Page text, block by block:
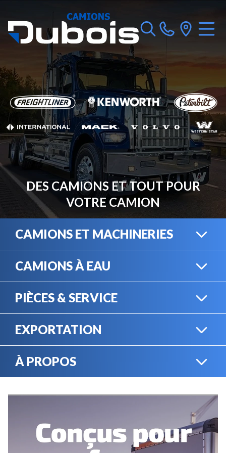
DES CAMIONS ET TOUT POUR
VOTRE CAMION
CAMIONS ET MACHINERIES
ÉQUIPEMENT
CAMIONS À EAU
PIÈCES & SERVICE
SERVICE MÉCANIQUE
EXPORTATION
À PROPOS